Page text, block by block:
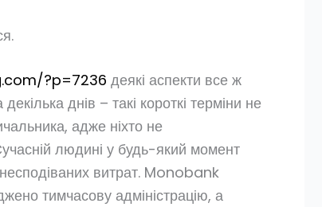
?p=7236 деякі аспекти все ж
днів – такі короткі терміни не
адже ніхто не
людині у будь-який момент
витрат. Monobank
тимчасову адміністрацію, а